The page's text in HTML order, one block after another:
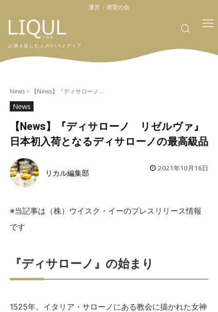
運営： 酒育の会
お酒を楽しむ人のWEBメディア
News 【News】『ディサローノ...
News
【News】『ディサローノ リゼルヴァ』
日本初入荷となるディサローノの最高級品
リカル編集部 2021年10月16日
※当記事は（株）ウイスク・イーのプレスリリース情報
です
『ディサローノ』の始まり
1525年、イタリア・サローノにある教会に描かれた女神